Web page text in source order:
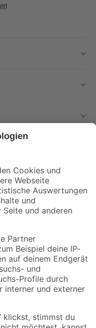
mehr verpassen!